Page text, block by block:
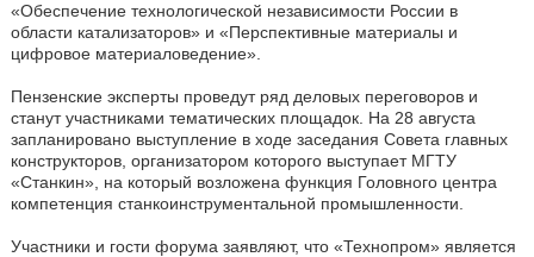
«Обеспечение технологической независимости России в
области катализаторов» и «Перспективные материалы и
цифровое материаловедение».
Пензенские эксперты проведут ряд деловых переговоров и
станут участниками тематических площадок. На 28 августа
запланировано выступление в ходе заседания Совета главных
конструкторов, организатором которого выступает МГТУ
«Станкин», на который возложена функция Головного центра
компетенция станкоинструментальной промышленности.
Участники и гости форума заявляют, что «Технопром» является